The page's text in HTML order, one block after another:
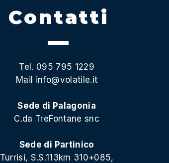
Contatti
Tel. 095 795 1229
Mail info@volatile.it
Sede di Palagonia
C.da TreFontane snc
Sede di Partinico
Turrisi, S.S.113km 310+085,